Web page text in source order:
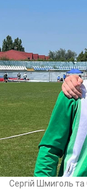
Сергій Шмиголь